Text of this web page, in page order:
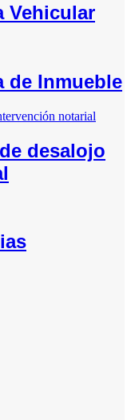
Vehicular
de Inmueble
desalojo